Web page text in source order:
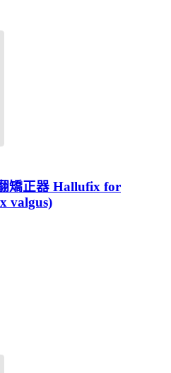
矯正器 Hallufix for
valgus)